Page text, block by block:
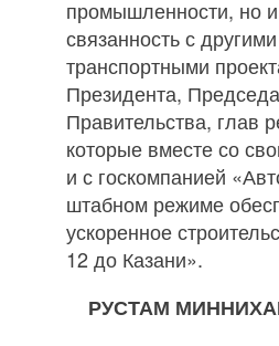
промышленности, но
связанность с
транспортными
Президента,
Правительства, глав
которые вместе со
и с госкомпанией
штабном режиме
ускоренное
12 до Казани».
РУСТАМ